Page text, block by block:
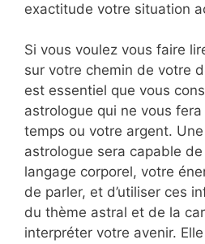
exactitude votre situation
Si vous voulez vous faire
sur votre chemin de votre
est essentiel que vous
astrologue qui ne vous
temps ou votre argent.
astrologue sera capable
langage corporel, votre
de parler, et d’utiliser ces
du thème astral et de la
interpréter votre avenir.